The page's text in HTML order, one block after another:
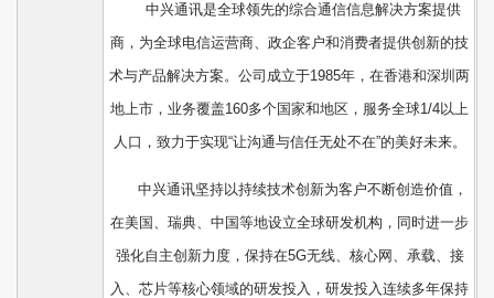
中兴通讯是全球领先的综合通信信息解决方案提供
商，为全球电信运营商、政企客户和消费者提供创新的技
术与产品解决方案。公司成立于1985年，在香港和深圳两
地上市，业务覆盖160多个国家和地区，服务全球1/4以上
人口，致力于实现“让沟通与信任无处不在”的美好未来。
中兴通讯坚持以持续技术创新为客户不断创造价值，
在美国、瑞典、中国等地设立全球研发机构，同时进一步
强化自主创新力度，保持在5G无线、核心网、承载、接
入、芯片等核心领域的研发投入，研发投入连续多年保持